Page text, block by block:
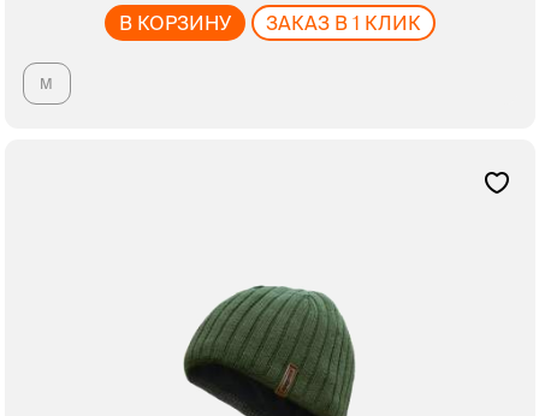
В КОРЗИНУ ЗАКАЗ В 1 КЛИК
M